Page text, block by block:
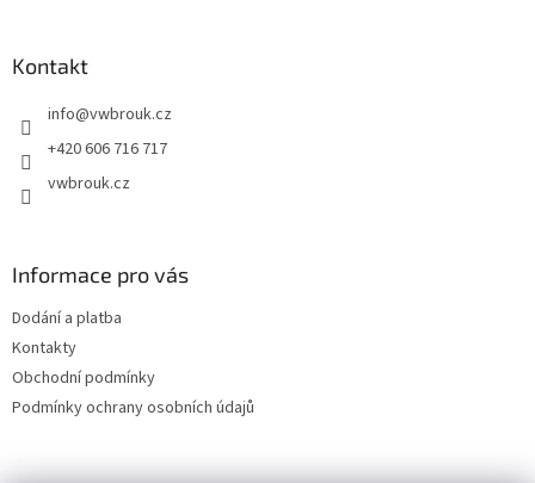
Kontakt
info@vwbrouk.cz
+420 606 716 717
vwbrouk.cz
Informace pro vás
Dodání a platba
Kontakty
Obchodní podmínky
Podmínky ochrany osobních údajů